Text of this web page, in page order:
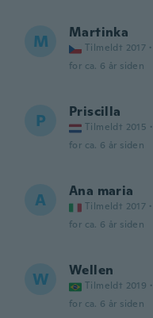
M Martinka
Tilmeldt 2017 ·
for ca. 6 år siden
P Priscilla
Tilmeldt 2015 ·
for ca. 6 år siden
A Ana maria
Tilmeldt 2017 ·
for ca. 6 år siden
W Wellen
Tilmeldt 2019 ·
for ca. 6 år siden